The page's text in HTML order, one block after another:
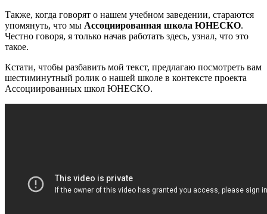
Также, когда говорят о нашем учебном заведении, стараются
упомянуть, что мы Ассоциированная школа ЮНЕСКО.
Честно говоря, я только начав работать здесь, узнал, что это
такое.
Кстати, чтобы разбавить мой текст, предлагаю посмотреть вам
шестиминутный ролик о нашей школе в контексте проекта
Ассоциированных школ ЮНЕСКО.